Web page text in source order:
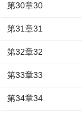
第30章30
第31章31
第32章32
第33章33
第34章34